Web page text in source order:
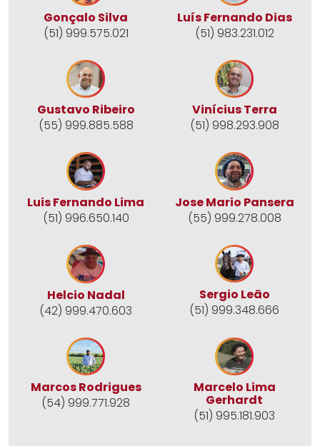
Gonçalo Silva
(51) 999.575.021
Luís Fernando Dias
(51) 983.231.012
Gustavo Ribeiro
(55) 999.885.588
Vinícius Terra
(51) 998.293.908
Luis Fernando Lima
(51) 996.650.140
Jose Mario Pansera
(55) 999.278.008
Helcio Nadal
(42) 999.470.603
Sergio Leão
(51) 999.348.666
Marcos Rodrigues
(54) 999.771.928
Marcelo Lima
Gerhardt
(51) 995.181.903